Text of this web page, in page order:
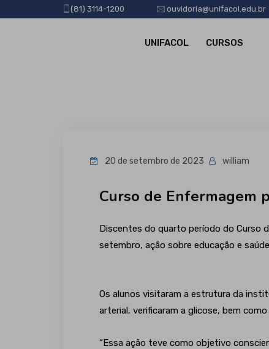
(81) 3114-1200 ouvidoria@unifacol.edu.br
UNIFACOL CURSOS
20 de setembro de 2023 william
Curso de Enfermagem
Discentes do quarto período do Curso
setembro, ação sobre educação e
Os alunos visitaram a estrutura da
arterial, verificaram a glicose, bem
“Essa ação teve como objetivo